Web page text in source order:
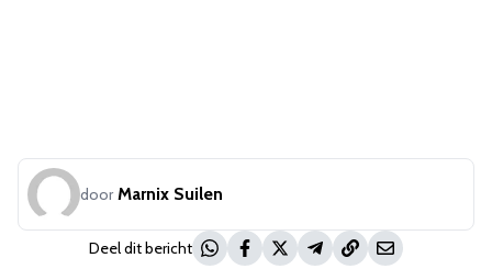
door Marnix Suilen
Deel dit bericht